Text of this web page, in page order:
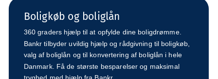
Boligkøb og boliglån
360 graders hjælp til at opfylde dine boligdrømme.
Bankr tilbyder uvildig hjælp og rådgivning til boligkøb,
valg af boliglån og til konvertering af boliglån i hele
Danmark. Få de største besparelser og maksimal
tryghed med hjælp fra Bankr.